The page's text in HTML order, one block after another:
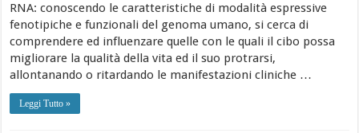
RNA: conoscendo le caratteristiche di modalità espressive
fenotipiche e funzionali del genoma umano, si cerca di
comprendere ed influenzare quelle con le quali il cibo possa
migliorare la qualità della vita ed il suo protrarsi,
allontanando o ritardando le manifestazioni cliniche …
Leggi Tutto »